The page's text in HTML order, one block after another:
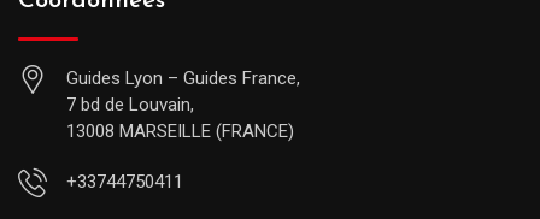
Guides Lyon – Guides France,
7 bd de Louvain,
13008 MARSEILLE (FRANCE)
+33744750411